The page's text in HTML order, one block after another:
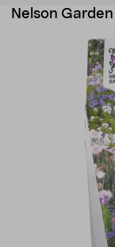
Nelson